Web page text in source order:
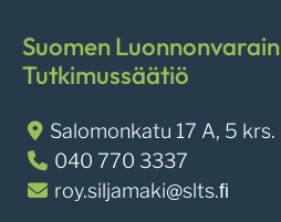
Suomen Luonnonvarain
Tutkimussäätiö
Salomonkatu 17 A, 5 krs.
040 770 3337
roy.siljamaki@slts.ﬁ